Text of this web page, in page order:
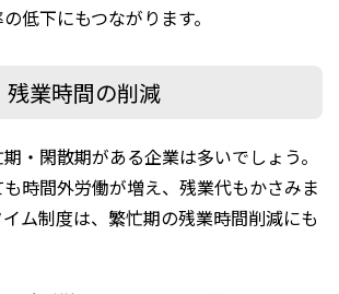
低下にもつながります。
業時間の削減
・閑散期がある企業は多いでしょう。
時間外労働が増え、残業代もかさみま
ム制度は、繁忙期の残業時間削減にも